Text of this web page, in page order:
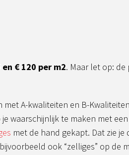
€ 120 per m2. Maar let op:
A-kwaliteiten en B-
waarschijnlijk te maken met
met de hand gekapt. Dat zie
ook “zelliges” op